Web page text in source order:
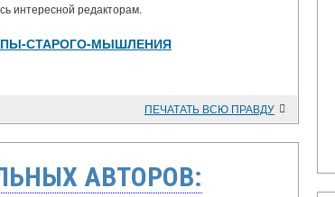
интересной редакторам.
СТАРОГО-МЫШЛЕНИЯ
ПЕЧАТАТЬ ВСЮ ПРАВДУ
АВТОРОВ: